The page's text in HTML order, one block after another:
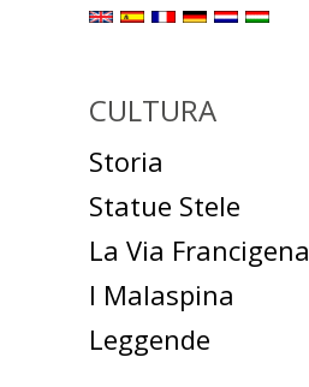
CULTURA
Storia
Statue Stele
La Via Francigena
I Malaspina
Leggende